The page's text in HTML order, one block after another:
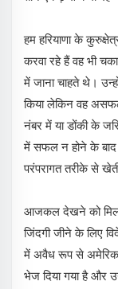
हम हरियाणा के
करवा रहे हैं वह भी
में जाना चाहते थे।
किया लेकिन वह
नंबर में या डोंकी के
में सफल न होने के बाद
परंपरागत तरीके से
आजकल देखने को
जिंदगी जीने के लिए
में अवैध रूप से अमेरिका
भेज दिया गया है और